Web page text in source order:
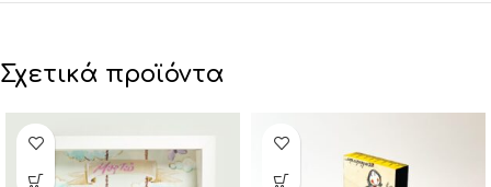
Σχετικά προϊόντα